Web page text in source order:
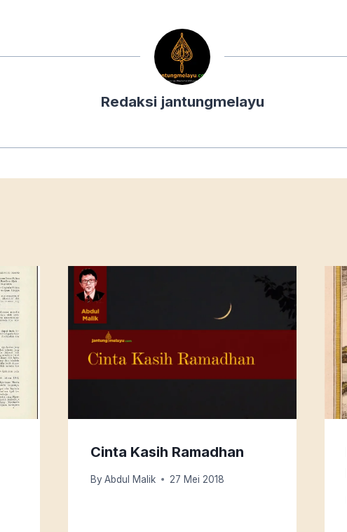
Redaksi jantungmelayu
Cinta Kasih Ramadhan
By Abdul Malik 27 Mei 2018